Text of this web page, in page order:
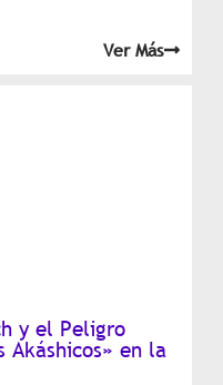
Ver Más
y el Peligro
Akáshicos» en la